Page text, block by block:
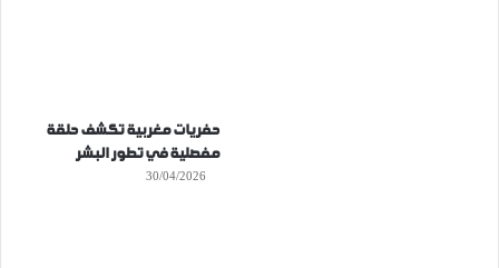
حفريات مغربية تكشف حلقة
مفصلية في تطور البشر
30/04/2026